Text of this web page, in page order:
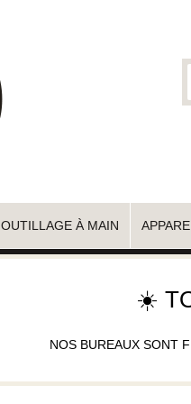
OUTILLAGE À MAIN
☀️
NOS BUREAUX SONT